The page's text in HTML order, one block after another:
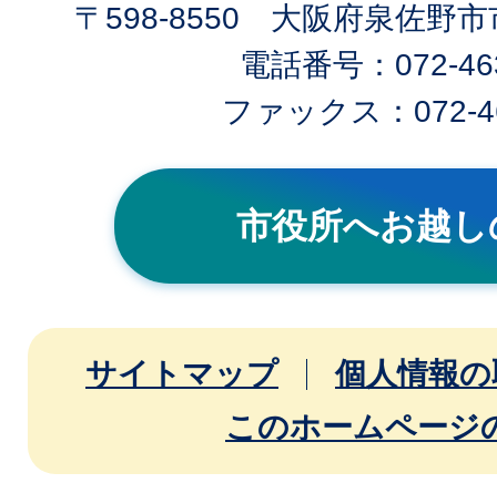
〒598-8550 大阪府泉佐野市
電話番号：072-
ファックス：072-
市役所へお越
サイトマップ
個人情報
このホームページ